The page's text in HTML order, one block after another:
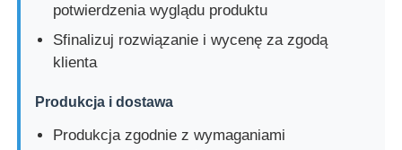
potwierdzenia wyglądu produktu
Sfinalizuj rozwiązanie i wycenę za zgodą
klienta
Produkcja i dostawa
Produkcja zgodnie z wymaganiami